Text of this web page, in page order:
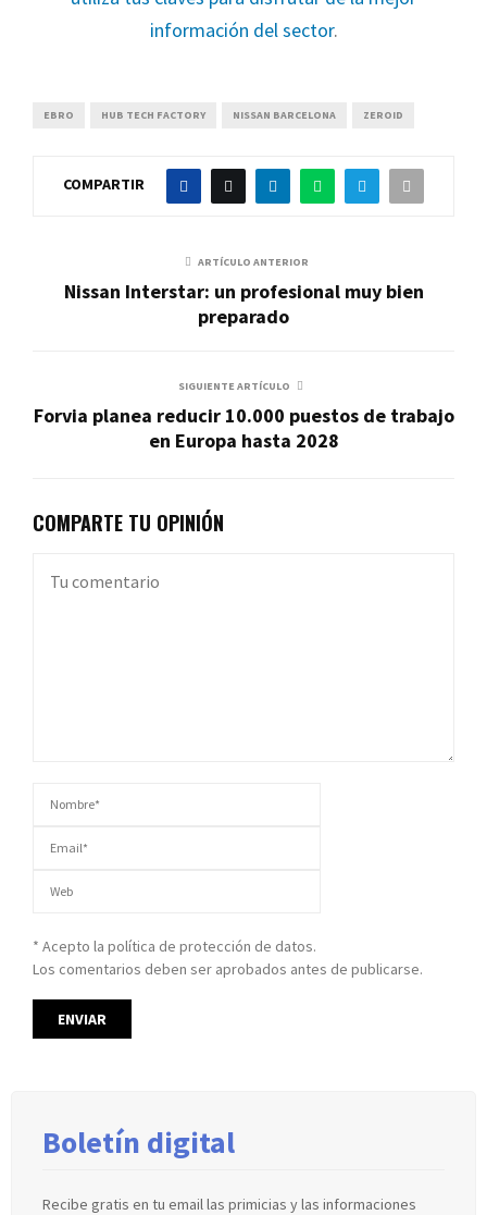
información del sector.
EBRO HUB TECH FACTORY NISSAN BARCELONA ZEROID
COMPARTIR
ARTÍCULO ANTERIOR
Nissan Interstar: un profesional muy bien
preparado
SIGUIENTE ARTÍCULO
Forvia planea reducir 10.000 puestos de trabajo
en Europa hasta 2028
COMPARTE TU OPINIÓN
* Acepto la política de protección de datos.
Los comentarios deben ser aprobados antes de publicarse.
Boletín digital
Recibe gratis en tu email las primicias y las informaciones